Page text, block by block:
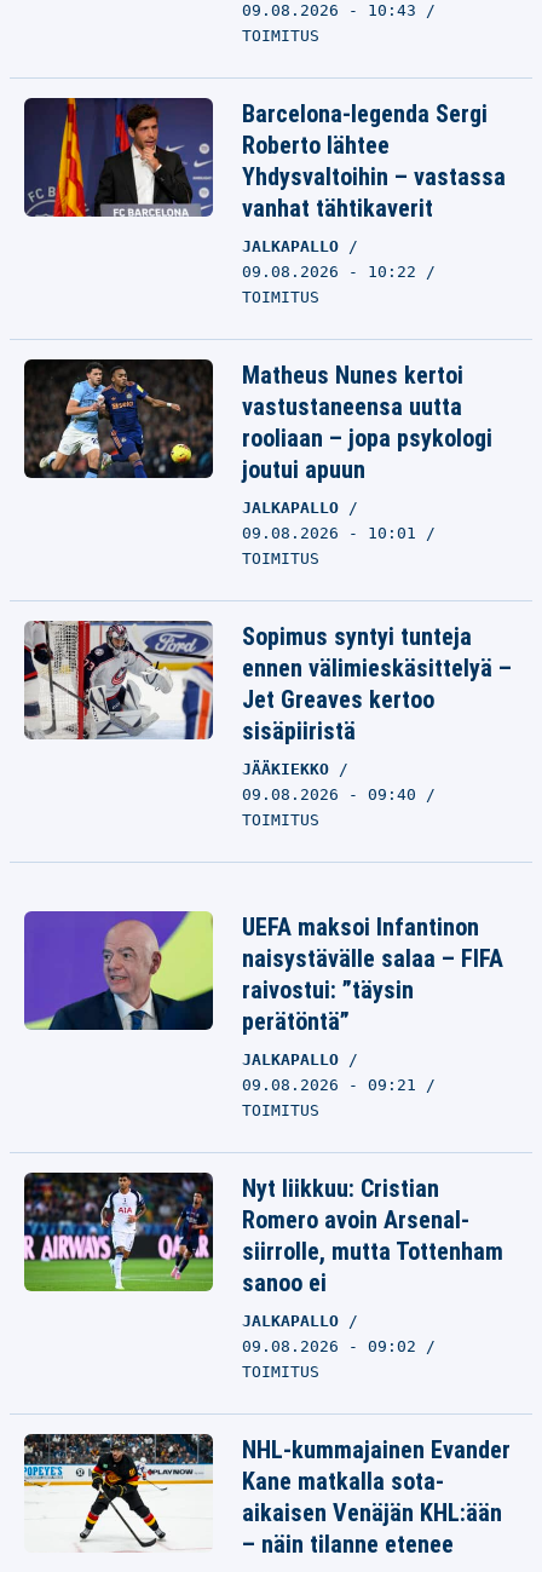
09.08.2026 - 10:43
TOIMITUS
Barcelona-legenda Sergi
Roberto lähtee
Yhdysvaltoihin – vastassa
vanhat tähtikaverit
JALKAPALLO
09.08.2026 - 10:22
TOIMITUS
Matheus Nunes kertoi
vastustaneensa uutta
rooliaan – jopa psykologi
joutui apuun
JALKAPALLO
09.08.2026 - 10:01
TOIMITUS
Sopimus syntyi tunteja
ennen välimieskäsittelyä –
Jet Greaves kertoo
sisäpiiristä
JÄÄKIEKKO
09.08.2026 - 09:40
TOIMITUS
UEFA maksoi Infantinon
naisystävälle salaa – FIFA
raivostui: ”täysin
perätöntä”
JALKAPALLO
09.08.2026 - 09:21
TOIMITUS
Nyt liikkuu: Cristian
Romero avoin Arsenal-
siirrolle, mutta Tottenham
sanoo ei
JALKAPALLO
09.08.2026 - 09:02
TOIMITUS
NHL-kummajainen Evander
Kane matkalla sota-
aikaisen Venäjän KHL:ään
– näin tilanne etenee